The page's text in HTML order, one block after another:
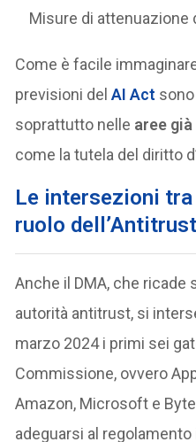
Misure di
Come è facile
previsioni delAI Act
soprattutto nelle aree
come la tutela del diritto
Le intersezioni tra
ruolo dell’Antitrust
Anche il DMA, che ricade
autorità antitrust, si
marzo 2024 i primi sei
Commissione, ovvero
Amazon, Microsoft e
adeguarsi al